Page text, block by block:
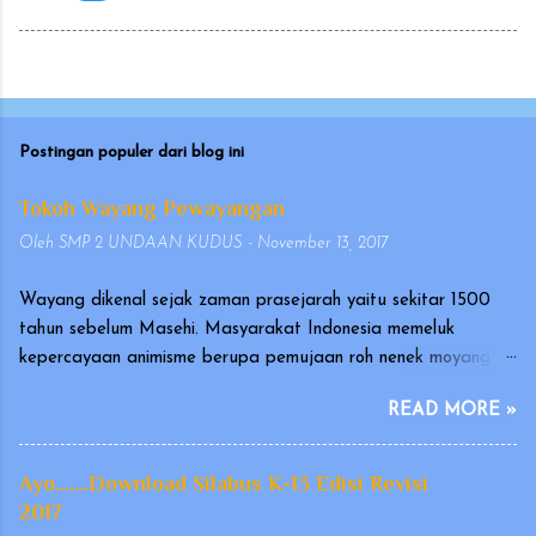
Postingan populer dari blog ini
Tokoh Wayang Pewayangan
Oleh SMP 2 UNDAAN KUDUS - November 13, 2017
Wayang dikenal sejak zaman prasejarah yaitu sekitar 1500
tahun sebelum Masehi. Masyarakat Indonesia memeluk
kepercayaan animisme berupa pemujaan roh nenek moyang
bentuk arca atau gambar. Wayang merupakan seni tradisional
Indonesia yang terutama berkembang di Pulau Jawa dan Bali.
Pertunjukan wayang telah diakui oleh UNESCO pada
tanggal 7 November 2003, sebagai karya kebudayaan yang
READ MORE »
Ayo.......Download Silabus K-13 Edisi Revisi
2017